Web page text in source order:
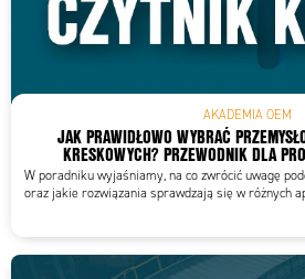
AKADEMIA OEM
JAK PRAWIDŁOWO WYBRAĆ
KRESKOWYCH? PRZEWODNIK DLA
W poradniku wyjaśniamy, na co zwrócić uwagę
oraz jakie rozwiązania sprawdzają się w różnych